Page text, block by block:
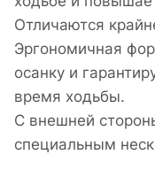
Отличаются
Эргономичная
осанку и
время ходьбы.
С внешней
специальным